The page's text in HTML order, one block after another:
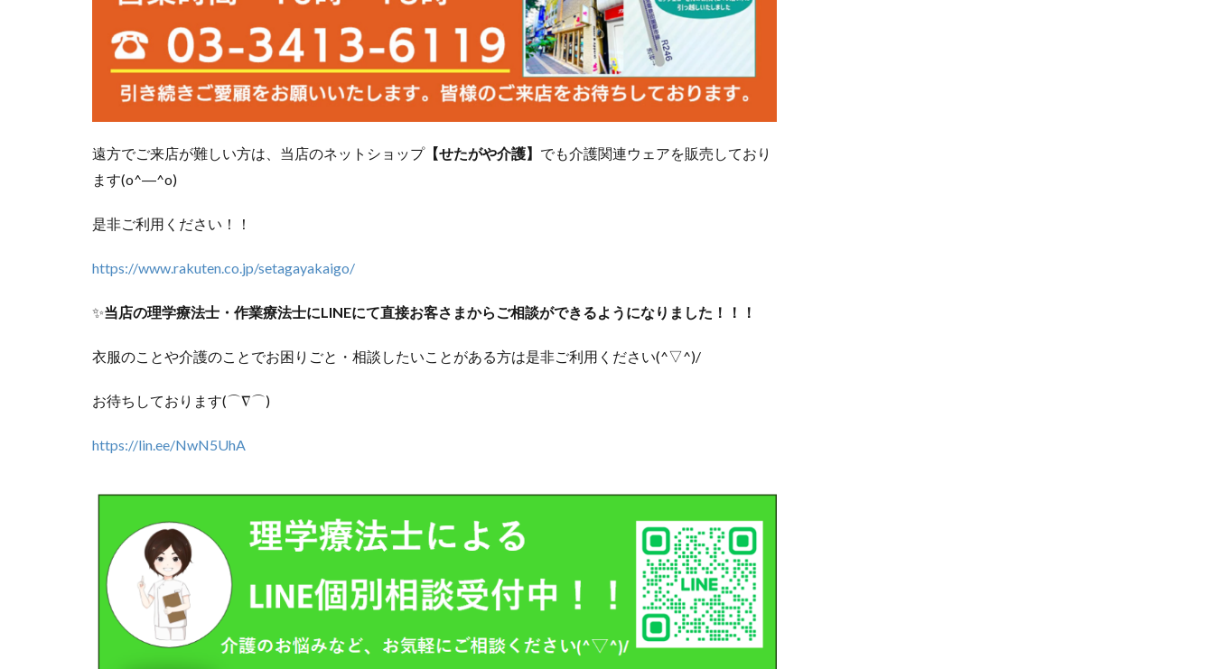
遠方でご来店が難しい方は、当店のネットショップ【せたがや介護】 でも介護関連ウェアを販売しており
ます(o^―^o)
是非ご利用ください！！
https://www.rakuten.co.jp/setagayakaigo/
✨当店の理学療法士・作業療法士にLINEにて直接お客さまからご相談ができるようになりました！！！
衣服のことや介護のことでお困りごと・相談したいことがある方は是非ご利用ください(^▽^)/
お待ちしております(⌒∇⌒)
https://lin.ee/NwN5UhA